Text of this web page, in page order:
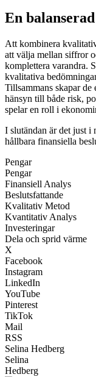
En
Att kombinera
att välja mellan siffror
komplettera varandra.
kvalitativa
Tillsammans skapar
hänsyn till både risk,
spelar en roll i
I slutändan är det just i
hållbara finansiella
Pengar
Pengar
Finansiell Analys
Beslutsfattande
Kvalitativ Metod
Kvantitativ Analys
Investeringar
Dela och sprid värme
X
Facebook
Instagram
LinkedIn
YouTube
Pinterest
TikTok
Mail
RSS
Selina Hedberg
Selina
Hedberg